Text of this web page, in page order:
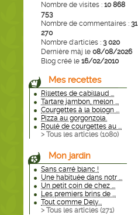
Nombre de visites : 10 868
753
Nombre de commentaires : 31
270
Nombre d'articles : 3 020
Dernière màj le 08/08/2026
Blog créé le 16/02/2010
Mes recettes
Rillettes de cabillaud ...
Tartare jambon, melon ...
Courgettes à la bologn ...
Pizza au gorgonzola.
Roulé de courgettes au ...
> Tous les articles (1080)
Mon jardin
Sans carré blanc !
Une habituée dans notr ...
Un petit coin de chez ...
Les premiers brins de ...
Tout comme Dely...
> Tous les articles (271)